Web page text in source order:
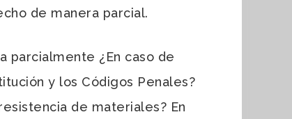
de manera parcial.
parcialmente ¿En caso de
y los Códigos Penales?
de materiales? En